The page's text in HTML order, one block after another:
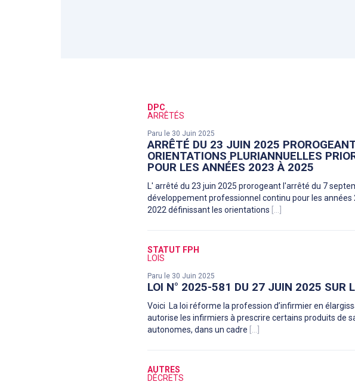
DPC
ARRÊTÉS
Paru le 30 Juin 2025
ARRÊTÉ DU 23 JUIN 2025
ORIENTATIONS PLURIANNUELLES
POUR LES ANNÉES 2023 À 2025
L' arrêté du 23 juin 2025 prorogeant l'arrêté du 7
développement professionnel continu pour les
2022 définissant les orientations [...]
STATUT FPH
LOIS
Paru le 30 Juin 2025
LOI N° 2025-581 DU 27 JUIN 2025 SUR
Voici La loi réforme la profession d’infirmier en
autorise les infirmiers à prescrire certains produits de
autonomes, dans un cadre [...]
AUTRES
DÉCRETS